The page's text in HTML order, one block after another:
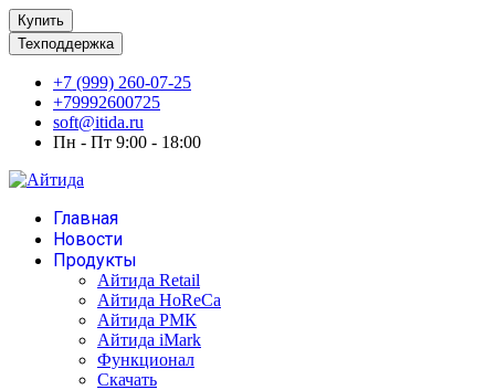
Купить
Техподдержка
+7 (999) 260-07-25
+79992600725
soft@itida.ru
Пн - Пт 9:00 - 18:00
Главная
Новости
Продукты
Айтида Retail
Айтида HoReCa
Айтида РМК
Айтида iMark
Функционал
Скачать